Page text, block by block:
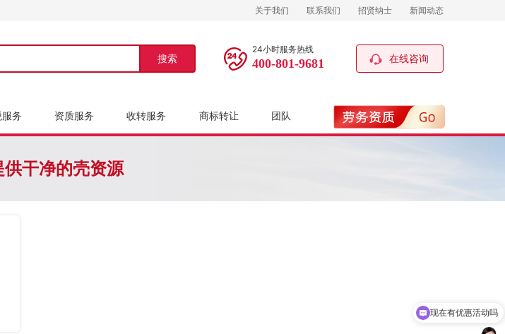
关于我们 联系我们 招贤纳士 新闻动态
搜索
24小时服务热线
400-801-9681 在线咨询
务 资质服务 收转服务 商标转让 团队
干净的壳资源
现在有优惠活动吗